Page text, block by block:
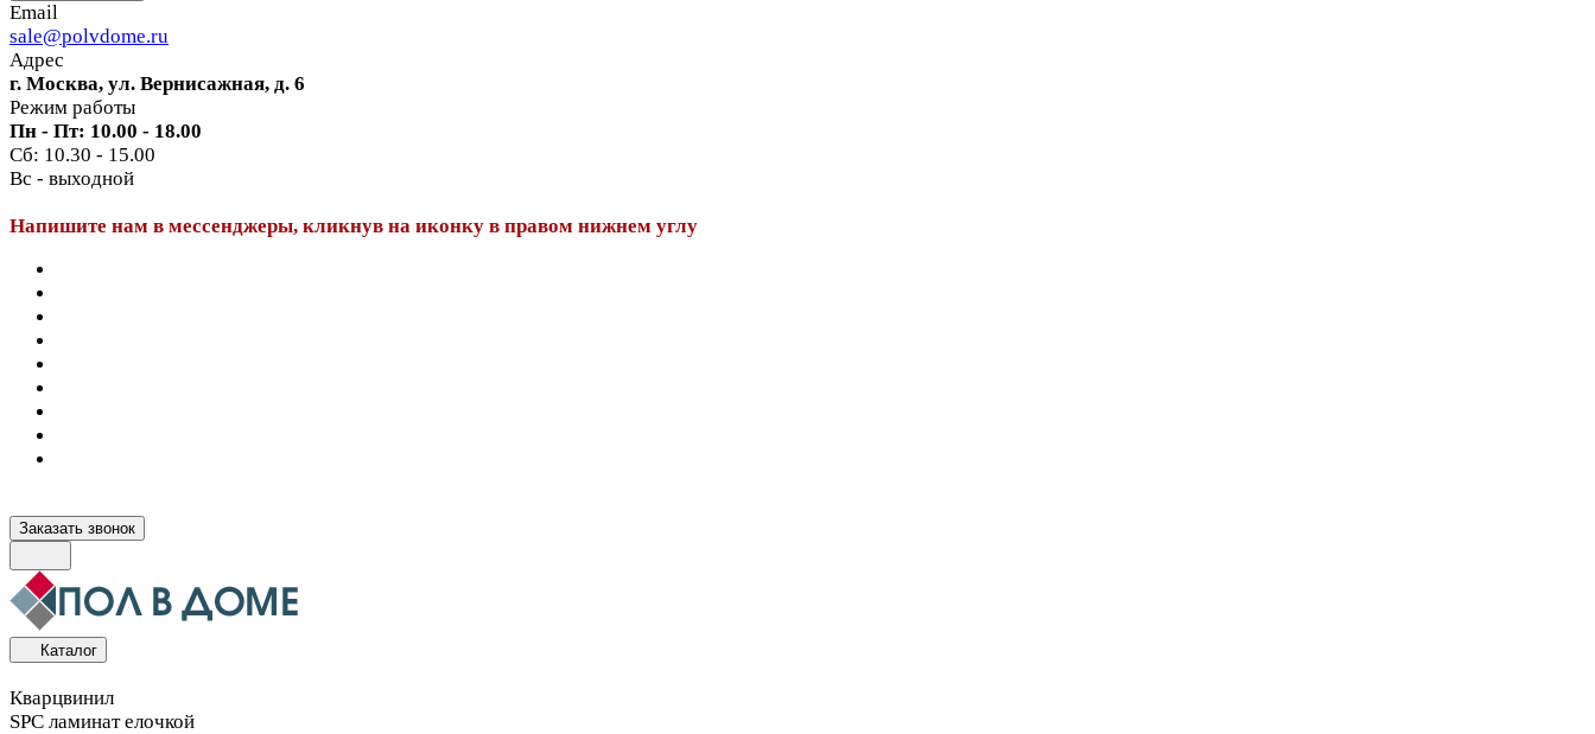
Email
sale@polvdome.ru
Адрес
г. Москва, ул. Вернисажная, д. 6
Режим работы
Пн - Пт: 10.00 - 18.00
Сб: 10.30 - 15.00
Вс - выходной
Напишите нам в мессенджеры, кликнув на иконку в правом нижнем углу
Заказать звонок
Каталог
Кварцвинил
SPC ламинат елочкой